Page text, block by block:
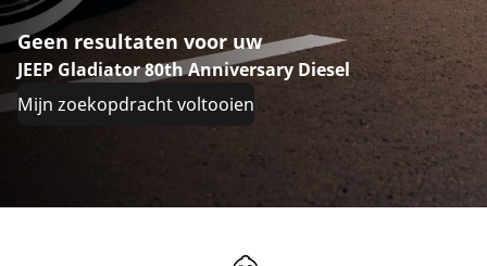
Geen resultaten voor uw
JEEP Gladiator 80th Anniversary Diesel
Mijn zoekopdracht voltooien